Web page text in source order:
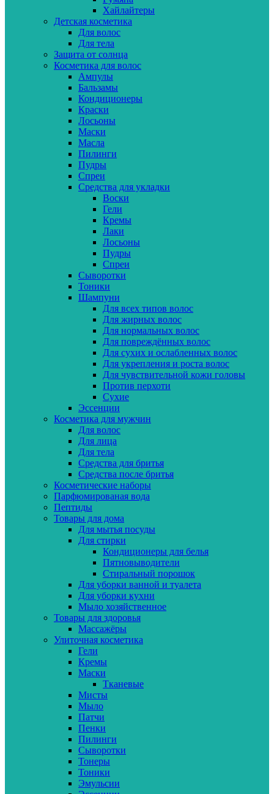
Хайлайтеры
Детская косметика
Для волос
Для тела
Защита от солнца
Косметика для волос
Ампулы
Бальзамы
Кондиционеры
Краски
Лосьоны
Маски
Масла
Пилинги
Пудры
Спреи
Средства для укладки
Воски
Гели
Кремы
Лаки
Лосьоны
Пудры
Спреи
Сыворотки
Тоники
Шампуни
Для всех типов волос
Для жирных волос
Для нормальных волос
Для повреждённых волос
Для сухих и ослабленных волос
Для укрепления и роста волос
Для чувствительной кожи головы
Против перхоти
Сухие
Эссенции
Косметика для мужчин
Для волос
Для лица
Для тела
Средства для бритья
Средства после бритья
Косметические наборы
Парфюмированая вода
Пептиды
Товары для дома
Для мытья посуды
Для стирки
Кондиционеры для белья
Пятновыводители
Стиральный порошок
Для уборки ванной и туалета
Для уборки кухни
Мыло хозяйственное
Товары для здоровья
Массажёры
Улиточная косметика
Гели
Кремы
Маски
Тканевые
Мисты
Мыло
Патчи
Пенки
Пилинги
Сыворотки
Тонеры
Тоники
Эмульсии